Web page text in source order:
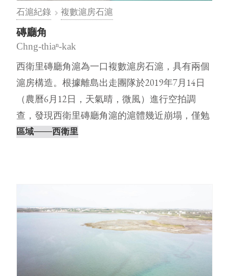
石滬紀錄 複數滬房石滬
磚廳角
Chng-thiaⁿ-kak
西衛里磚廳角滬為一口複數滬房石滬，具有兩個
滬房構造。根據離島出走團隊於2019年7月14日
（農曆6月12日，天氣晴，微風）進行空拍調
查，發現西衛里磚廳角滬的滬體幾近崩塌，僅勉
強看得出形體。未來將進行更⋯
區域───西衛里